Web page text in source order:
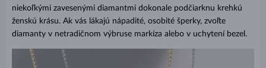
niekoľkými zavesenými diamantmi dokonale podčiarknu krehkú
ženskú krásu. Ak vás lákajú nápadité, osobité šperky, zvoľte
diamanty v netradičnom výbruse markíza alebo v uchytení bezel.